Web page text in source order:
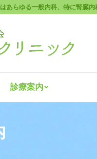
あらゆる一般内科、特に腎臓
診療案内
HOME